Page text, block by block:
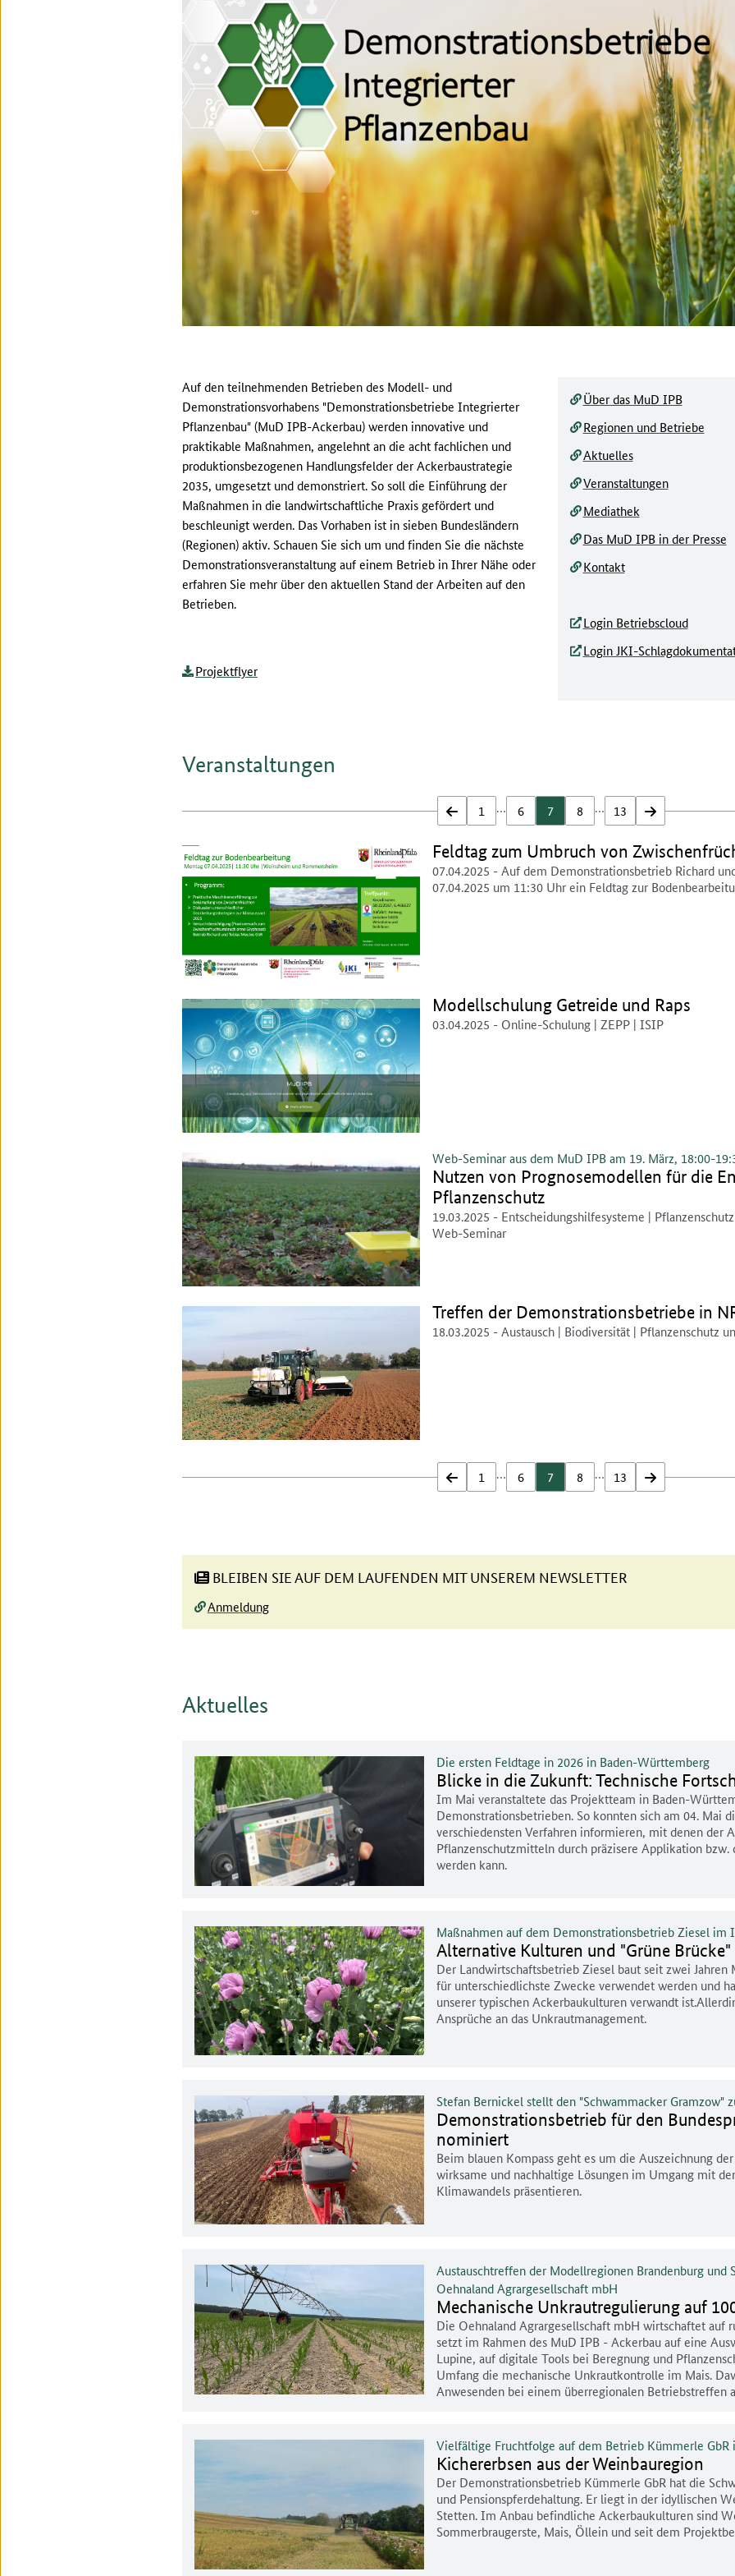
Auf den teilnehmenden Betrieben des Modell- und
Demonstrationsvorhabens "Demonstrationsbetriebe Integrierter
Pflanzenbau" (MuD IPB-Ackerbau) werden innovative und
praktikable Maßnahmen, angelehnt an die acht fachlichen und
produktionsbezogenen Handlungsfelder der Ackerbaustrategie
2035, umgesetzt und demonstriert. So soll die Einführung der
Maßnahmen in die landwirtschaftliche Praxis gefördert und
beschleunigt werden. Das Vorhaben ist in sieben Bundesländern
(Regionen) aktiv. Schauen Sie sich um und finden Sie die nächste
Demonstrationsveranstaltung auf einem Betrieb in Ihrer Nähe oder
erfahren Sie mehr über den aktuellen Stand der Arbeiten auf den
Betrieben.
Projektflyer
Über das MuD IPB
Regionen und Betriebe
Aktuelles
Veranstaltungen
Mediathek
Das MuD IPB in der Presse
Kontakt
Login Betriebscloud
Login JKI-
Veranstaltungen
zurück
1 … 6 7 8 … 13 vor
Feldtag zum Umbruch von
07.04.2025 - Auf dem Demonstrationsbetrieb Richard
07.04.2025 um 11:30 Uhr ein Feldtag zur
Modellschulung Getreide und Raps
03.04.2025 - Online-Schulung | ZEPP | ISIP
Nutzen von Prognosemodellen für die
Pflanzenschutz
Web-Seminar aus dem MuD IPB am 19. März, 18:00-
19.03.2025 - Entscheidungshilfesysteme |
Web-Seminar
Treffen der Demonstrationsbetriebe in
18.03.2025 - Austausch | Biodiversität | Pflanzenschutz
zurück
1 … 6 7 8 … 13 vor
BLEIBEN SIE AUF DEM LAUFENDEN MIT UNSEREM NEWSLETTER
Anmeldung
Aktuelles
Blicke in die Zukunft: Technische
Die ersten Feldtage in 2026 in Baden-Württemberg
Im Mai veranstaltete das Projektteam in Baden-
Demonstrationsbetrieben. So konnten sich am 04. Mai
verschiedensten Verfahren informieren, mit denen der
Pflanzenschutzmitteln durch präzisere Applikation
werden kann.
Alternative Kulturen und "Grüne
Maßnahmen auf dem Demonstrationsbetrieb Ziesel im
Der Landwirtschaftsbetrieb Ziesel baut seit zwei
für unterschiedlichste Zwecke verwendet werden und
unserer typischen Ackerbaukulturen verwandt
Ansprüche an das Unkrautmanagement.
Demonstrationsbetrieb für den
nominiert
Stefan Bernickel stellt den "Schwammacker Gramzow"
Beim blauen Kompass geht es um die Auszeichnung
wirksame und nachhaltige Lösungen im Umgang mit
Klimawandels präsentieren.
Mechanische Unkrautregulierung auf
Austauschtreffen der Modellregionen Brandenburg und
Oehnaland Agrargesellschaft mbH
Die Oehnaland Agrargesellschaft mbH wirtschaftet auf
setzt im Rahmen des MuD IPB - Ackerbau auf eine
Lupine, auf digitale Tools bei Beregnung und
Umfang die mechanische Unkrautkontrolle im Mais.
Anwesenden bei einem überregionalen Betriebstreffen
Kichererbsen aus der Weinbauregion
Vielfältige Fruchtfolge auf dem Betrieb Kümmerle
Der Demonstrationsbetrieb Kümmerle GbR hat die
und Pensionspferdehaltung. Er liegt in der idyllischen
Stetten. Im Anbau befindliche Ackerbaukulturen sind
Sommerbraugerste, Mais, Öllein und seit dem